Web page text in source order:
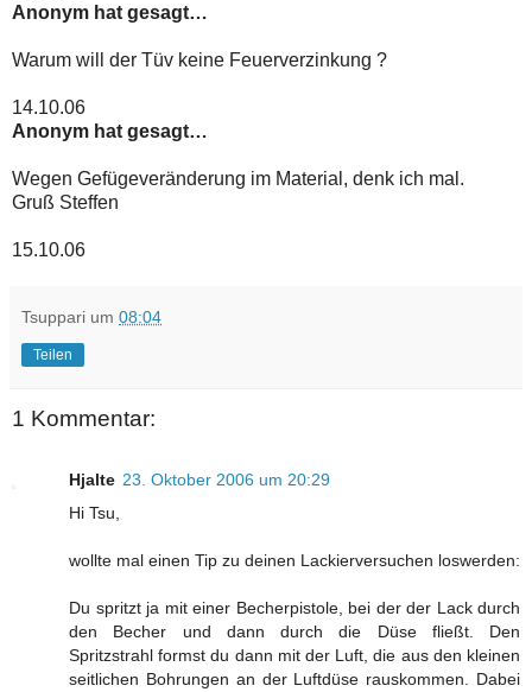
Anonym hat gesagt…
Warum will der Tüv keine Feuerverzinkung ?
14.10.06
Anonym hat gesagt…
Wegen Gefügeveränderung im Material, denk ich mal.
Gruß Steffen
15.10.06
Tsuppari um 08:04
Teilen
1 Kommentar:
Hjalte 23. Oktober 2006 um 20:29
Hi Tsu,
wollte mal einen Tip zu deinen Lackierversuchen loswerden:
Du spritzt ja mit einer Becherpistole, bei der der Lack durch
den Becher und dann durch die Düse fließt. Den
Spritzstrahl formst du dann mit der Luft, die aus den kleinen
seitlichen Bohrungen an der Luftdüse rauskommen. Dabei